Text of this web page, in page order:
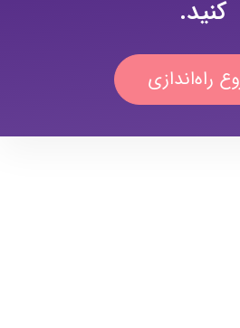
کنید.
راه‌اندازی